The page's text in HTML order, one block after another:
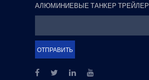
АЛЮМИНИЕВЫЕ ТАНКЕР ТРЕЙЛЕР